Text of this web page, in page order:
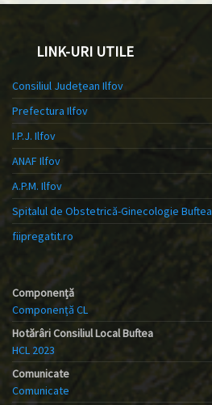
LINK-URI UTILE
Consiliul Județean Ilfov
Prefectura Ilfov
I.P.J. Ilfov
ANAF Ilfov
A.P.M. Ilfov
Spitalul de Obstetrică-Ginecologie Buftea
fiipregatit.ro
Componență
Componență CL
Hotărâri Consiliul Local Buftea
HCL 2023
Comunicate
Comunicate